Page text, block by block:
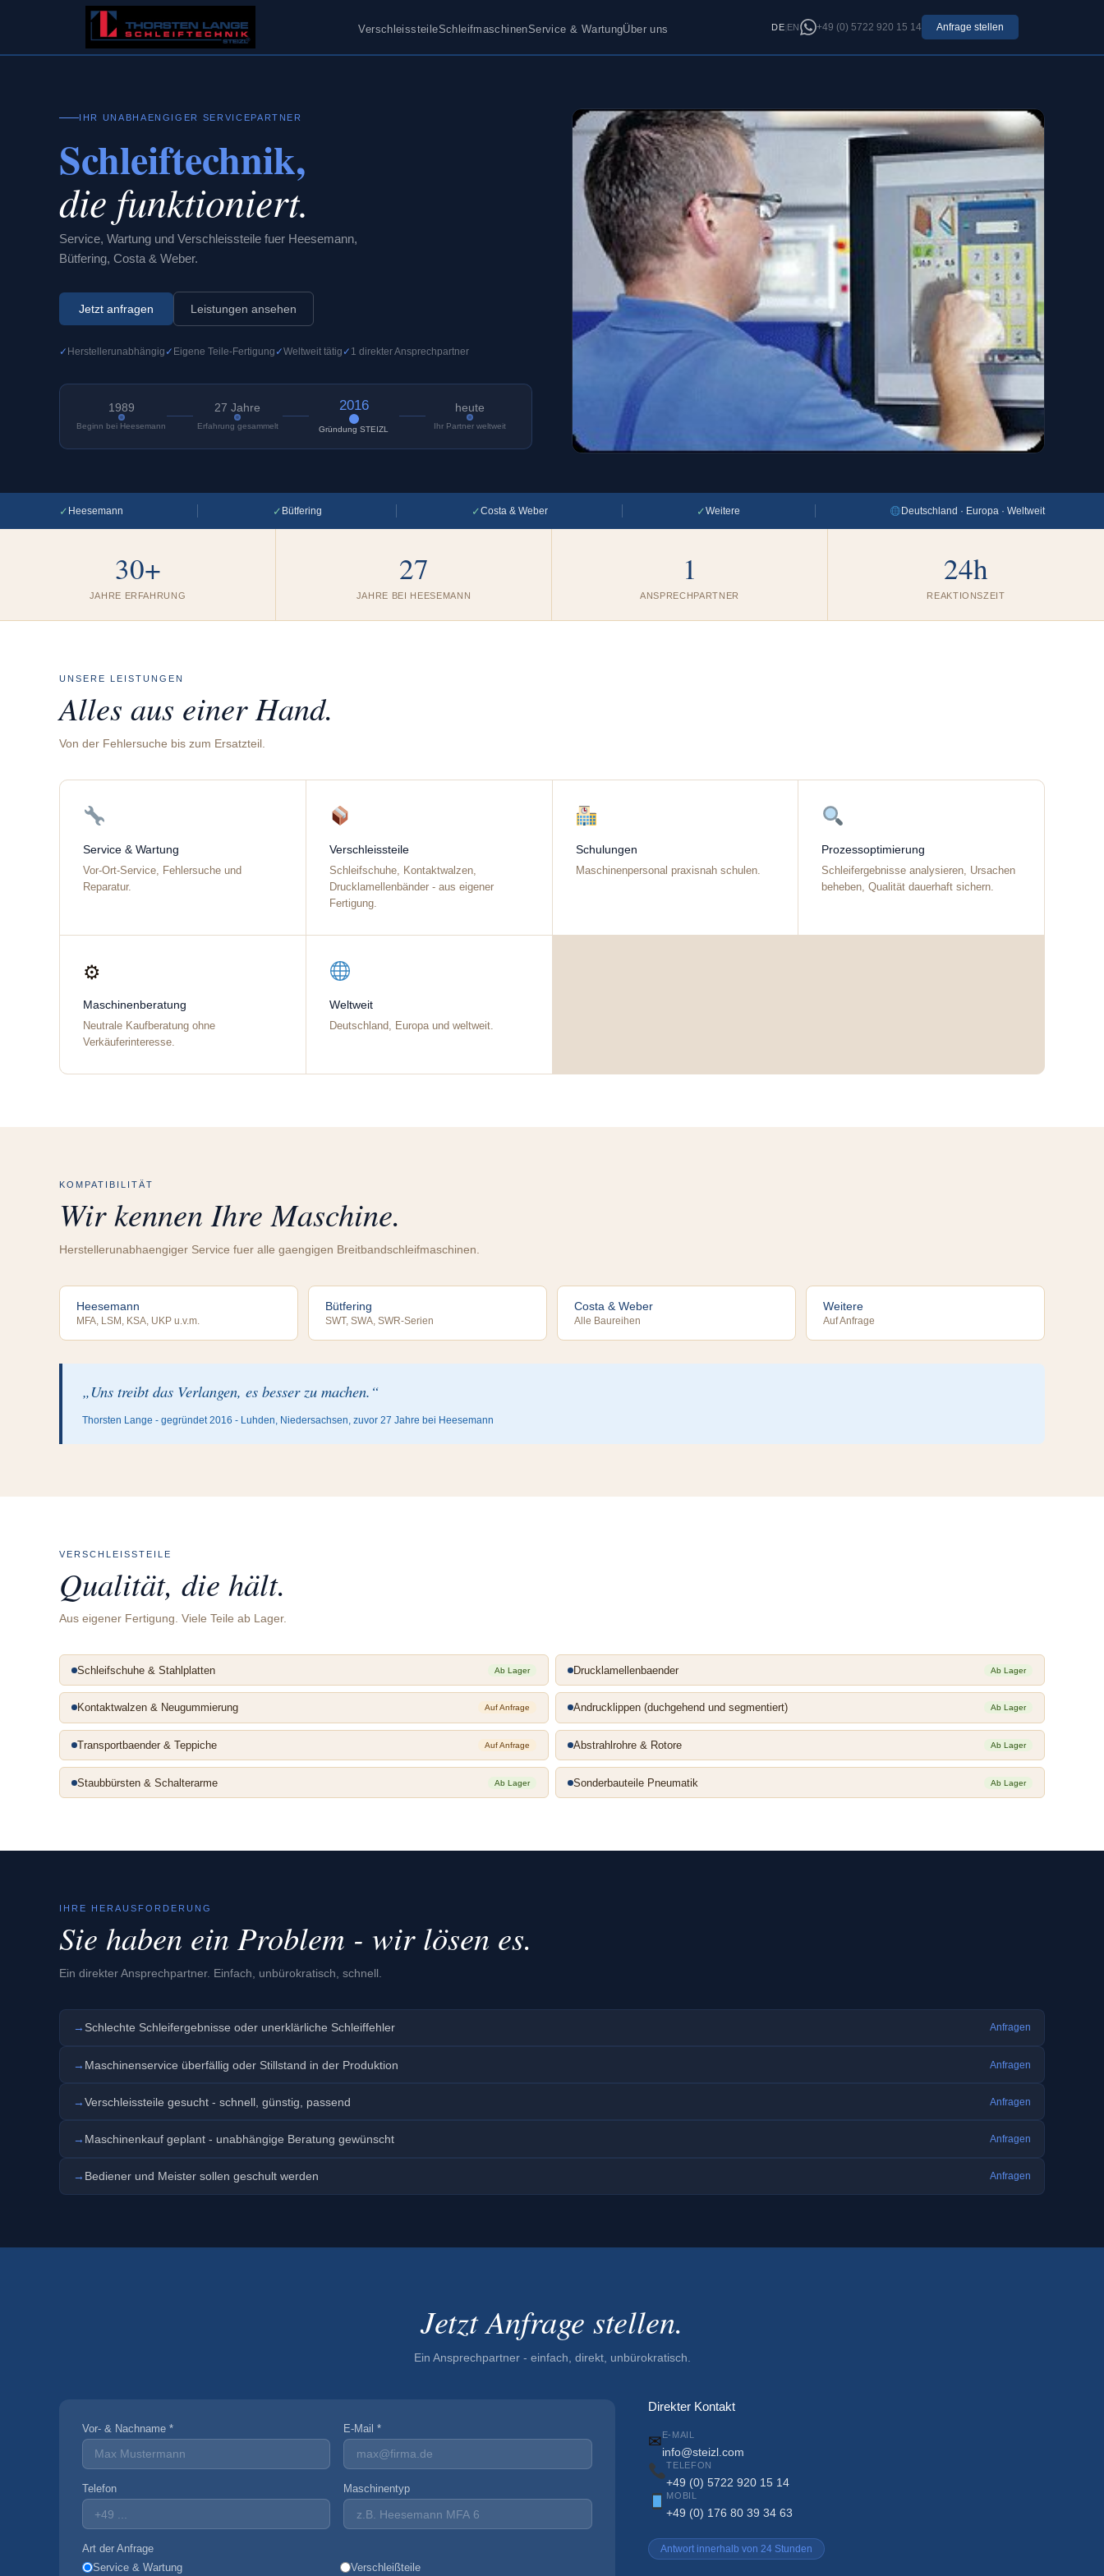
VerschleissteileSchleifmaschinenService & WartungÜber uns DE EN +49 (0) 5722 920 15 14 Anfrage stellen
IHR UNABHAENGIGER SERVICEPARTNER
Schleiftechnik,
die funktioniert.
Service, Wartung und Verschleissteile fuer Heesemann,
Bütfering, Costa & Weber.
Jetzt anfragen Leistungen ansehen
Herstellerunabhängig Eigene Teile-Fertigung Weltweit tätig 1 direkter Ansprechpartner
1989
Beginn bei Heesemann
27 Jahre
Erfahrung gesammelt
2016
Gründung STEIZL
heute
Ihr Partner weltweit
✓ Heesemann ✓ Bütfering ✓Costa & Weber ✓Weitere Deutschland · Europa · Weltweit
30+
JAHRE ERFAHRUNG
27
JAHRE BEI HEESEMANN
1
ANSPRECHPARTNER
24h
REAKTIONSZEIT
UNSERE LEISTUNGEN
Alles aus einer Hand.
Von der Fehlersuche bis zum Ersatzteil.
Service & Wartung
Vor-Ort-Service, Fehlersuche und
Reparatur.
Verschleissteile
Schleifschuhe, Kontaktwalzen,
Drucklamellenbänder - aus eigener
Fertigung.
Schulungen
Maschinenpersonal praxisnah schulen.
Prozessoptimierung
Schleifergebnisse analysieren, Ursachen
beheben, Qualität dauerhaft sichern.
⚙
Maschinenberatung
Neutrale Kaufberatung ohne
Verkäuferinteresse.
Weltweit
Deutschland, Europa und weltweit.
KOMPATIBILITÄT
Wir kennen Ihre Maschine.
Herstellerunabhaengiger Service fuer alle gaengigen Breitbandschleifmaschinen.
Heesemann
MFA, LSM, KSA, UKP u.v.m.
Bütfering
SWT, SWA, SWR-Serien
Costa & Weber
Alle Baureihen
Weitere
Auf Anfrage
„Uns treibt das Verlangen, es besser zu machen.“
Thorsten Lange - gegründet 2016 - Luhden, Niedersachsen, zuvor 27 Jahre bei Heesemann
VERSCHLEISSTEILE
Qualität, die hält.
Aus eigener Fertigung. Viele Teile ab Lager.
Schleifschuhe & Stahlplatten Ab Lager Drucklamellenbaender Ab Lager
Kontaktwalzen & Neugummierung Auf Anfrage Andrucklippen (duchgehend und segmentiert) Ab Lager
Transportbaender & Teppiche Auf Anfrage Abstrahlrohre & Rotore Ab Lager
Staubbürsten & Schalterarme Ab Lager Sonderbauteile Pneumatik Ab Lager
IHRE HERAUSFORDERUNG
Sie haben ein Problem - wir lösen es.
Ein direkter Ansprechpartner. Einfach, unbürokratisch, schnell.
→ Schlechte Schleifergebnisse oder unerklärliche Schleiffehler Anfragen
→ Maschinenservice überfällig oder Stillstand in der Produktion Anfragen
→Verschleissteile gesucht - schnell, günstig, passend Anfragen
→ Maschinenkauf geplant - unabhängige Beratung gewünscht Anfragen
→ Bediener und Meister sollen geschult werden Anfragen
Jetzt Anfrage stellen.
Ein Ansprechpartner - einfach, direkt, unbürokratisch.
Vor- & Nachname * E-Mail *
Telefon Maschinentyp
Art der Anfrage
Service & Wartung
Verschleißteile
Direkter Kontakt
✉E-MAIL
info@steizl.com
TELEFON
+49 (0) 5722 920 15 14
MOBIL
+49 (0) 176 80 39 34 63
Antwort innerhalb von 24 Stunden